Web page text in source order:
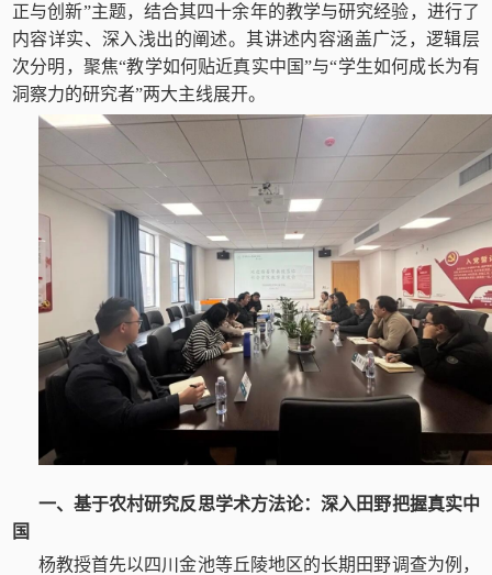
正与创新”主题，结合其四十余年的教学与研究经验，进行了
内容详实、深入浅出的阐述。其讲述内容涵盖广泛，逻辑层
次分明，聚焦“教学如何贴近真实中国”与“学生如何成长为有
洞察力的研究者”两大主线展开。
一、基于农村研究反思学术方法论：深入田野把握真实中
国
杨教授首先以四川金池等丘陵地区的长期田野调查为例，